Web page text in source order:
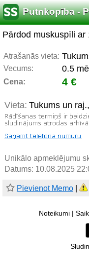
Putnkopība -
Pārdod muskuspīli ar
Atrašanās vieta:
Vecums: 0.5
Cena: 4 €
Vieta: Tukums un
Unikālo apmeklējumu
Datums: 10.08.2025
Pievienot Memo
Noteikumi